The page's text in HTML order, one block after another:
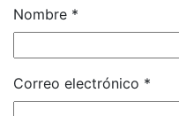
Nombre *
Correo electrónico *